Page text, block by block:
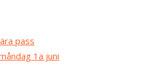
pass
1a juni